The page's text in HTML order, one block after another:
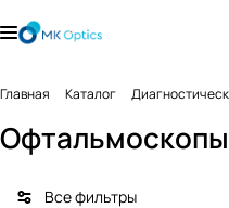
Главная Каталог
Офтальмоскопы
Все фильтры